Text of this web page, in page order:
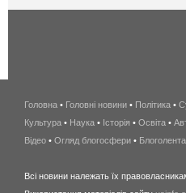
Головна • Головні новини • Політика •
Культура • Наука • Історія • Освіта •
Відео • Огляд блогосфери • Блоголента
Всі новини належать їх